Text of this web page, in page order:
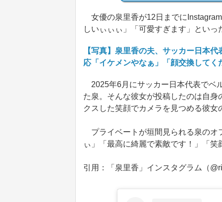
女優の泉里香が12日までに
しいぃぃぃ」「可愛すぎます」といっ
【写真】泉里香の夫、サッカー日本
応「イケメンやなぁ」「顔交換してく
2025年6月にサッカー日本代表でベ
た泉。そんな彼女が投稿したのは自
クスした笑顔でカメラを見つめる彼女
プライベートが垣間見られる泉のオ
ぃ」「最高に綺麗で素敵です！」「
引用：「泉里香」インスタグラム（